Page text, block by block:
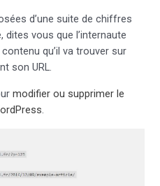
d’une suite de chiffres
dites vous que l’internaute
qu’il va trouver sur
son URL.
modifier ou supprimer le
.